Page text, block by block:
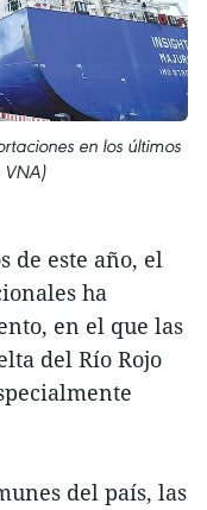
en los últimos
VNA)
de este año, el
ha
en el que las
del Río Rojo
del país, las